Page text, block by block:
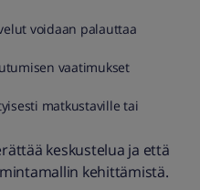
voidaan palauttaa
vaatimukset
matkustaville tai
keskustelua ja että
kehittämistä.